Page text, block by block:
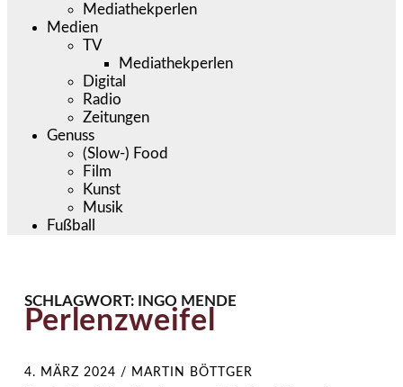
Mediathekperlen
Medien
TV
Mediathekperlen
Digital
Radio
Zeitungen
Genuss
(Slow-) Food
Film
Kunst
Musik
Fußball
SCHLAGWORT: INGO MENDE
Perlenzweifel
4. MÄRZ 2024 / MARTIN BÖTTGER